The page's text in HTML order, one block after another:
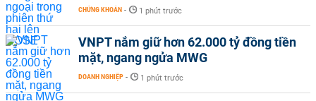
CHỨNG KHOÁN - 1 phút trước
VNPT nắm giữ hơn 62.000 tỷ đồng tiền
mặt, ngang ngửa MWG
DOANH NGHIỆP - 1 phút trước